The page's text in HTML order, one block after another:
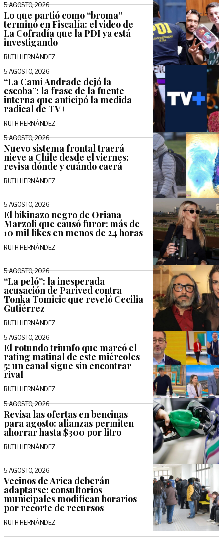
5 AGOSTO, 2026
Lo que partió como “broma”
terminó en Fiscalía: el video de
La Cofradía que la PDI ya está
investigando
RUTH HERNÁNDEZ
5 AGOSTO, 2026
“La Cami Andrade dejó la
escoba”: la frase de la fuente
interna que anticipó la medida
radical de TV+
RUTH HERNÁNDEZ
5 AGOSTO, 2026
Nuevo sistema frontal traerá
nieve a Chile desde el viernes:
revisa dónde y cuándo caerá
RUTH HERNÁNDEZ
5 AGOSTO, 2026
El bikinazo negro de Oriana
Marzoli que causó furor: más de
10 mil likes en menos de 24 horas
RUTH HERNÁNDEZ
5 AGOSTO, 2026
“La peló”: la inesperada
acusación de Parived contra
Tonka Tomicic que reveló Cecilia
Gutiérrez
RUTH HERNÁNDEZ
5 AGOSTO, 2026
El rotundo triunfo que marcó el
rating matinal de este miércoles
5: un canal sigue sin encontrar
rival
RUTH HERNÁNDEZ
5 AGOSTO, 2026
Revisa las ofertas en bencinas
para agosto: alianzas permiten
ahorrar hasta $300 por litro
RUTH HERNÁNDEZ
5 AGOSTO, 2026
Vecinos de Arica deberán
adaptarse: consultorios
municipales modifican horarios
por recorte de recursos
RUTH HERNÁNDEZ